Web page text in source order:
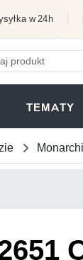
w 24h
(OTWIERA
TEMATY